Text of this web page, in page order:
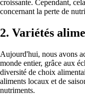
croissante. Cependant,
concernant la perte de
2. Variétés
Aujourd'hui, nous avons
monde entier, grâce aux
diversité de choix
aliments locaux et de
nutriments.